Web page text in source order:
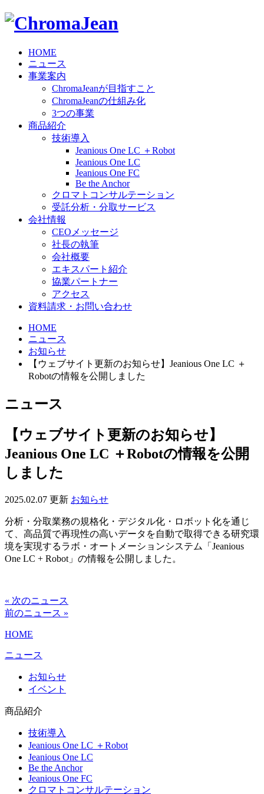
HOME
ニュース
事業案内
ChromaJeanが目指すこと
ChromaJeanの仕組み化
3つの事業
商品紹介
技術導入
Jeanious One LC ＋Robot
Jeanious One LC
Jeanious One FC
Be the Anchor
クロマトコンサルテーション
受託分析・分取サービス
会社情報
CEOメッセージ
社長の執筆
会社概要
エキスパート紹介
協業パートナー
アクセス
資料請求・お問い合わせ
HOME
ニュース
お知らせ
【ウェブサイト更新のお知らせ】Jeanious One LC ＋
Robotの情報を公開しました
ニュース
【ウェブサイト更新のお知らせ】
Jeanious One LC ＋Robotの情報を公開
しました
2025.02.07 更新 お知らせ
分析・分取業務の規格化・デジタル化・ロボット化を通じ
て、高品質で再現性の高いデータを自動で取得できる研究環
境を実現するラボ・オートメーションシステム「Jeanious
One LC + Robot」の情報を公開しました。
« 次のニュース
前のニュース »
HOME
ニュース
お知らせ
イベント
商品紹介
技術導入
Jeanious One LC ＋Robot
Jeanious One LC
Be the Anchor
Jeanious One FC
クロマトコンサルテーション